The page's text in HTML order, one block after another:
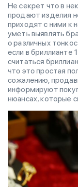
Не секрет что в
продают изделия
приходят с ними к
уметь выявлять
о различных
если в бриллианте
считаться
что это простая
сожалению,
информируют
нюансах, которые